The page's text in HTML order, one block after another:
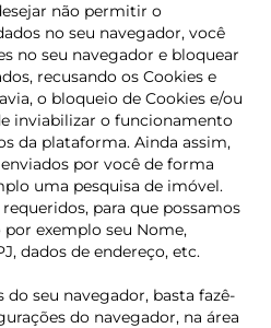
não permitir o
no seu navegador, você
no seu navegador e bloquear
recusando os Cookies e
o bloqueio de Cookies e/ou
inviabilizar o funcionamento
da plataforma. Ainda assim,
por você de forma
uma pesquisa de imóvel.
para que possamos
exemplo seu Nome,
dados de endereço, etc.
do seu navegador, basta fazê-
do navegador, na área